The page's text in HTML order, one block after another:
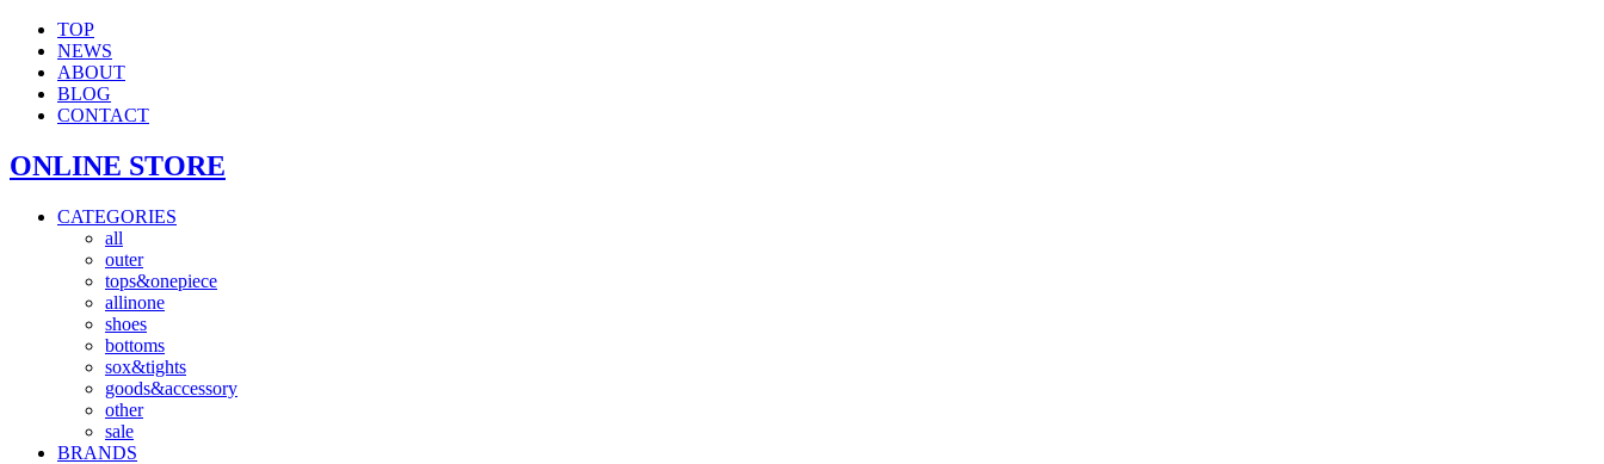
TOP
NEWS
ABOUT
BLOG
CONTACT
ONLINE STORE
CATEGORIES
all
outer
tops&onepiece
allinone
shoes
bottoms
sox&tights
goods&accessory
other
sale
BRANDS